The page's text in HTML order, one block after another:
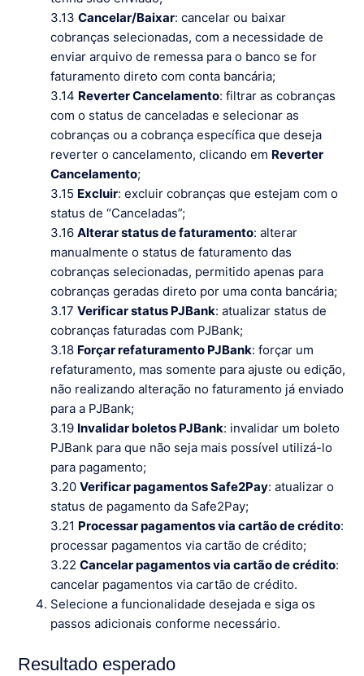
3.13Cancelar/Baixar: cancelar ou baixar
cobranças selecionadas, com a necessidade de
enviar arquivo de remessa para o banco se for
faturamento direto com conta bancária;
3.14 Reverter Cancelamento: filtrar as cobranças
com o status de canceladas e selecionar as
cobranças ou a cobrança específica que deseja
reverter o cancelamento, clicando em Reverter
Cancelamento;
3.15 Excluir: excluir cobranças que estejam com o
status de “Canceladas”;
3.16Alterar status de faturamento: alterar
manualmente o status de faturamento das
cobranças selecionadas, permitido apenas para
cobranças geradas direto por uma conta bancária;
3.17Verificar status PJBank: atualizar status de
cobranças faturadas com PJBank;
3.18 Forçar refaturamento PJBank: forçar um
refaturamento, mas somente para ajuste ou edição,
não realizando alteração no faturamento já enviado
para a PJBank;
3.19 Invalidar boletos PJBank: invalidar um boleto
PJBank para que não seja mais possível utilizá-lo
para pagamento;
3.20Verificar pagamentos Safe2Pay: atualizar o
status de pagamento da Safe2Pay;
3.21 Processar pagamentos via cartão de crédito:
processar pagamentos via cartão de crédito;
3.22Cancelar pagamentos via cartão de crédito:
cancelar pagamentos via cartão de crédito.
Selecione a funcionalidade desejada e siga os
passos adicionais conforme necessário.
Resultado esperado